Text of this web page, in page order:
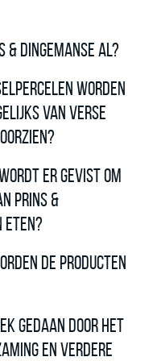
Dingemanse al?
worden
van Verse
er gevist om
Prins &
eten?
de producten
gedaan door het
en verdere